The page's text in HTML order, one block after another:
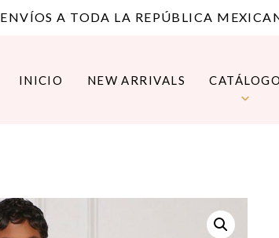
ENVÍOS A TODA LA REPÚBLICA
INICIO NEW ARRIVALS CATÁLOGO